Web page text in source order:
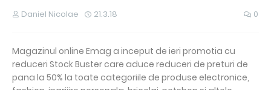
Daniel Nicolae 21.3.18 0
Magazinul online Emag a inceput de ieri promotia cu
reduceri Stock Buster care aduce reduceri de preturi de
pana la 50% la toate categoriile de produse electronice,